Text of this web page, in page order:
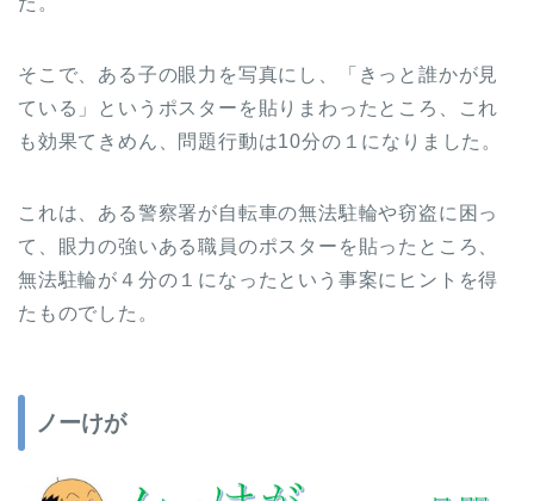
そこで、ある子の眼力を写真にし、「きっと誰かが見
ている」というポスターを貼りまわったところ、これ
も効果てきめん、問題行動は10分の１になりました。
これは、ある警察署が自転車の無法駐輪や窃盗に困っ
て、眼力の強いある職員のポスターを貼ったところ、
無法駐輪が４分の１になったという事案にヒントを得
たものでした。
ノーけが